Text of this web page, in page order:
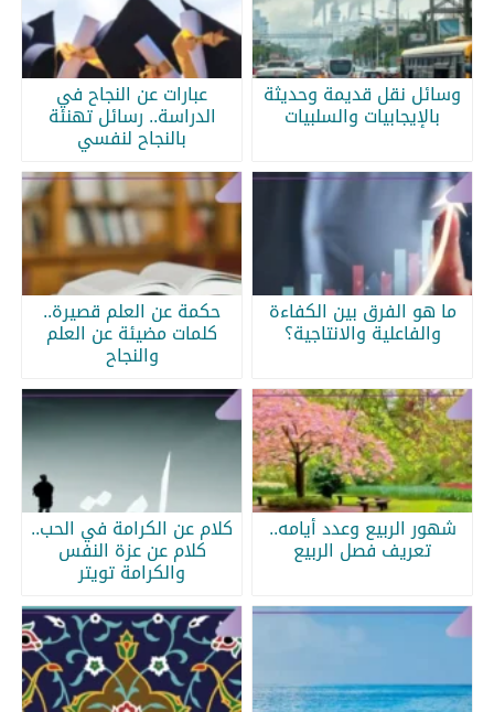
وسائل نقل قديمة وحديثة
بالإيجابيات والسلبيات
عبارات عن النجاح في
الدراسة.. رسائل تهنئة
بالنجاح لنفسي
ما هو الفرق بين الكفاءة
والفاعلية والانتاجية؟
حكمة عن العلم قصيرة..
كلمات مضيئة عن العلم
والنجاح
شهور الربيع وعدد أيامه..
تعريف فصل الربيع
كلام عن الكرامة في الحب..
كلام عن عزة النفس
والكرامة تويتر